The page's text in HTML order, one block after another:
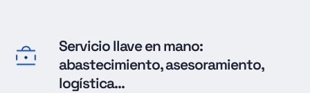
Servicio llave en mano:
abastecimiento, asesoramiento,
logística...